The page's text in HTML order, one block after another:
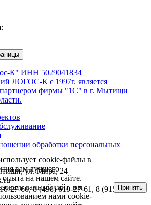
К" ИНН 5029041834
ЛОГОС-К c 1997г. является
фирмы "1С" в г. Мытищи
обработки персональных
ул. Мира, 24
27-60, 8 (498) 610-27-61, 8 (915) 152-87-
cookie-файлы в
вам лучшего
опыта на нашем сайте.
данный сайт, вы
нами cookie-
Принять